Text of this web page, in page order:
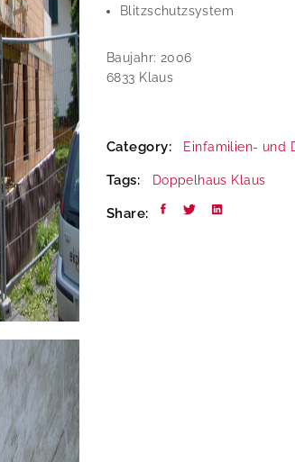
Blitzschutzsystem
Baujahr: 2006
6833 Klaus
Category: Einfamilien- und
Tags: Doppelhaus Klaus
Share: